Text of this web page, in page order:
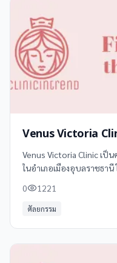
Venus Victoria
Venus Victoria Clinic เป็
ในอำเภอเมืองอุบลราชธา
และทีมแพทย์ผู้เชี่ยวชาญ
0 1221
ศัลยกรรม